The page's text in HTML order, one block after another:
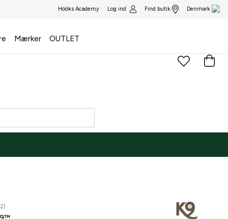
Hööks Academy Log ind Find butik Denmark
Mærker OUTLET